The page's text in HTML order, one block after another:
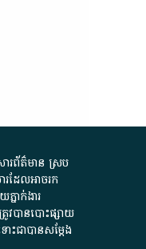
រព័ត៌មាន ស្រប
ដែល​អាច​រក​
ាក់ងារ​
បាន​បោះផ្សាយ​
ជា​បាន​សម្តែង​